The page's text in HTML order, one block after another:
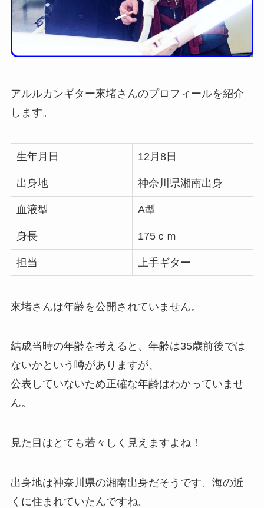
アルルカンギター來堵さんのプロフィールを紹介
します。
生年月日 12月8日
出身地 神奈川県湘南出身
血液型 A型
身長 175ｃｍ
担当 上手ギター
來堵さんは年齢を公開されていません。
結成当時の年齢を考えると、年齢は35歳前後では
ないかという噂がありますが、
公表していないため正確な年齢はわかっていませ
ん。
見た目はとても若々しく見えますよね！
出身地は神奈川県の湘南出身だそうです、海の近
くに住まれていたんですね。